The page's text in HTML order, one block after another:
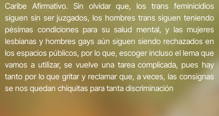
Caribe Afirmativo. Sin olvidar que, los trans feminicidios
siguen sin ser juzgados, los hombres trans siguen teniendo
pésimas condiciones para su salud mental, y las mujeres
lesbianas y hombres gays aún siguen siendo rechazados en
los espacios públicos, por lo que, escoger incluso el lema que
vamos a utilizar, se vuelve una tarea complicada, pues hay
tanto por lo que gritar y reclamar que, a veces, las consignas
se nos quedan chiquitas para tanta discriminación